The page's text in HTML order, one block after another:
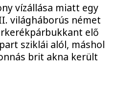
vízállása miatt egy
világháborús német
elő
sziklái alól, máshol
brit akna került